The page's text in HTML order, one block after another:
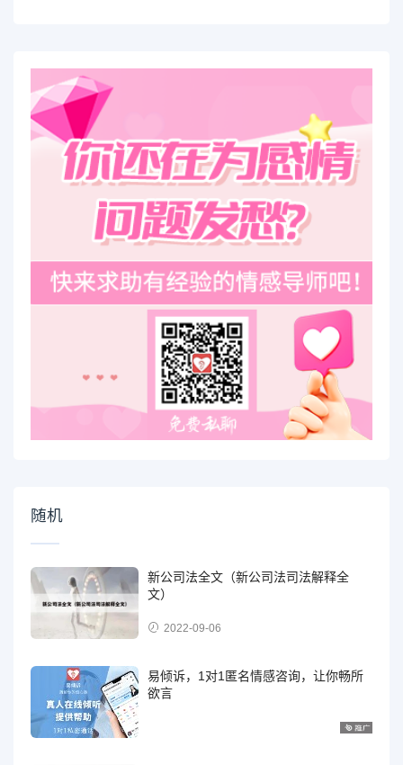
随机
新公司法全文（新公司法司法解释全
文）
2022-09-06
易倾诉，1对1匿名情感咨询，让你畅所
欲言